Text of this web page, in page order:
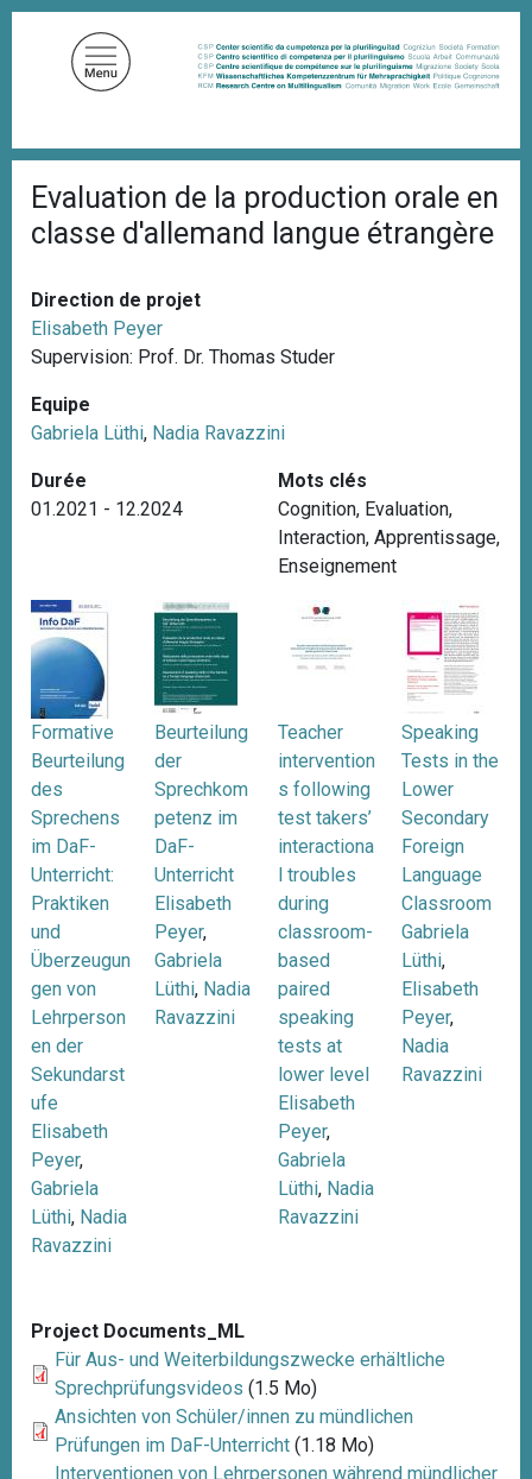
i
l
d
r
i
a
n
Evaluation de la production orale en
classe d'allemand langue étrangère
Direction de projet
Elisabeth Peyer
Supervision: Prof. Dr. Thomas Studer
Equipe
Gabriela Lüthi, Nadia Ravazzini
Durée
01.2021 - 12.2024
Mots clés
Cognition, Evaluation,
Interaction, Apprentissage,
Enseignement
Formative
Beurteilung
des
Sprechens
im DaF-
Unterricht:
Praktiken
und
Überzeugun
gen von
Lehrperson
en der
Sekundarst
ufe
Elisabeth
Peyer,
Gabriela
Lüthi, Nadia
Ravazzini
Beurteilung
der
Sprechkom
petenz im
DaF-
Unterricht
Elisabeth
Peyer,
Gabriela
Lüthi, Nadia
Ravazzini
Teacher
intervention
s following
test takers’
interactiona
l troubles
during
classroom-
based
paired
speaking
tests at
lower level
Elisabeth
Peyer,
Gabriela
Lüthi, Nadia
Ravazzini
Speaking
Tests in the
Lower
Secondary
Foreign
Language
Classroom
Gabriela
Lüthi,
Elisabeth
Peyer,
Nadia
Ravazzini
Project Documents_ML
Für Aus- und Weiterbildungszwecke erhältliche
Sprechprüfungsvideos (1.5 Mo)
Ansichten von Schüler/innen zu mündlichen
Prüfungen im DaF-Unterricht (1.18 Mo)
Interventionen von Lehrpersonen während mündlicher